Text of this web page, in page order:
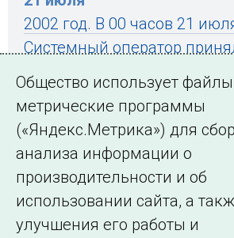
2002 год. В 00 часов 21
Системный оператор
оперативно-
Единой энергосистемой
← Все публикации
Общество использует
метрические программы
(«Яндекс.Метрика») для
анализа информации о
производительности и об
использовании сайта, а
улучшения его работы и